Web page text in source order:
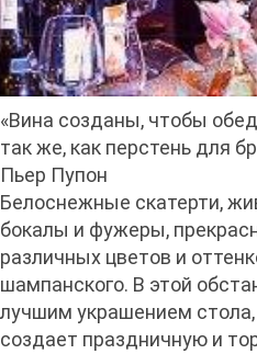
«Вина созданы, чтобы
так же, как перстень для
Пьер Пупон
Белоснежные скатерти,
бокалы и фужеры,
различных цветов и
шампанского. В этой
лучшим украшением
создает праздничную и